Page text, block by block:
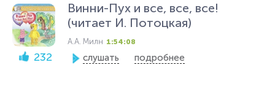
232
Винни-Пух и все, все, все!
(читает И. Потоцкая)
А.А. Милн 1:54:08
слушать подробнее